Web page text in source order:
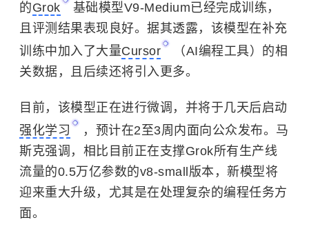
的Grok
基础模型V9-Medium已经完成训练，
且评测结果表现良好。据其透露，该模型在补充
训练中加入了大量Cursor
（AI编程工具）的相
关数据，且后续还将引入更多。
目前，该模型正在进行微调，并将于几天后启动
强化学习
，预计在2至3周内面向公众发布。马
斯克强调，相比目前正在支撑Grok所有生产线
流量的0.5万亿参数的v8-small版本，新模型将
迎来重大升级，尤其是在处理复杂的编程任务方
面。